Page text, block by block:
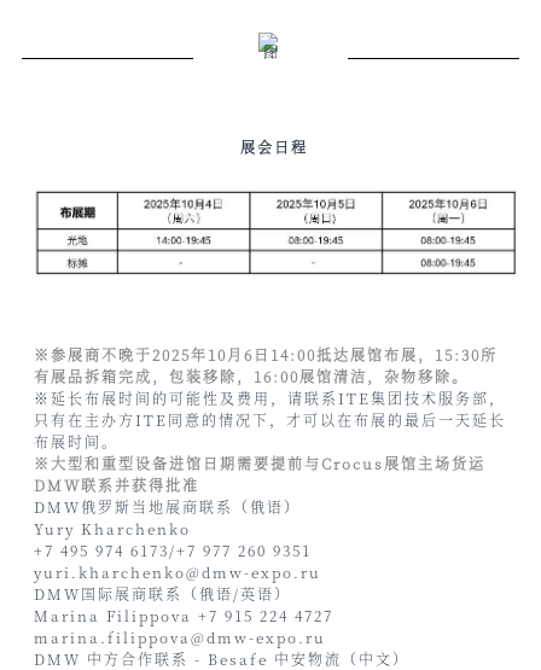
展会日程
※参展商不晚于2025年10月6日14:00抵达展馆布展，15:30所
有展品拆箱完成，包装移除，16:00展馆清洁，杂物移除。
※延长布展时间的可能性及费用，请联系ITE集团技术服务部，
只有在主办方ITE同意的情况下，才可以在布展的最后一天延长
布展时间。
※大型和重型设备进馆日期需要提前与Crocus展馆主场货运
DMW联系并获得批准
DMW俄罗斯当地展商联系（俄语）
Yury Kharchenko
+7 495 974 6173/+7 977 260 9351
yuri.kharchenko@dmw-expo.ru
DMW国际展商联系（俄语/英语）
Marina Filippova +7 915 224 4727
marina.filippova@dmw-expo.ru
DMW 中方合作联系 - Besafe 中安物流 （中文）